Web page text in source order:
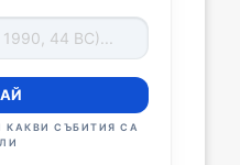
КАКВИ СЪБИТИЯ СА